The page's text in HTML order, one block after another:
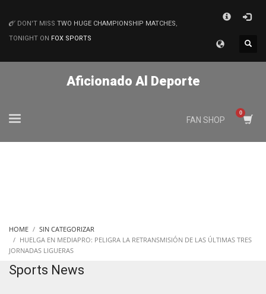
MATCHES
DON'T MISS TWO HUGE CHAMPIONSHIP MATCHES,
TONIGHT ON FOX SPORTS
Aficionado Al Deporte
FAN SHOP
HOME
SIN CATEGORIZAR
HUELGA EN MEDIAPRO: PELIGRA LA RETRANSMISIÓN DE LAS ÚLTIMAS TRES
JORNADAS LIGUERAS
Sports News